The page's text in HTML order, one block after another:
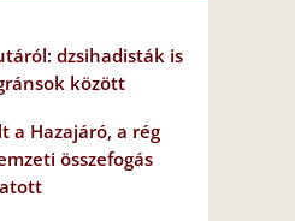
dzsihadisták is
között
a Hazajáró, a rég
összefogás